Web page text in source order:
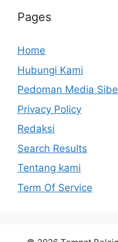
Pages
Home
Hubungi Kami
Pedoman Media
Privacy Policy
Redaksi
Search Results
Tentang kami
Term Of Service